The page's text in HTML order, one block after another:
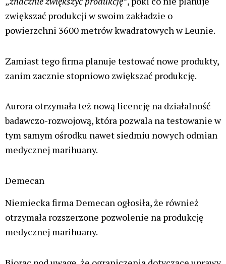
Reklama
międzynarodowego firmy Tilray, Denise Faltischek
Reklama